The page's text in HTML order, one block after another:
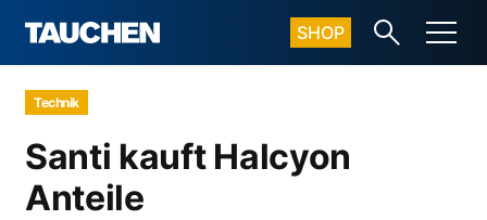
SHOP
Technik
Santi kauft Halcyon
Anteile